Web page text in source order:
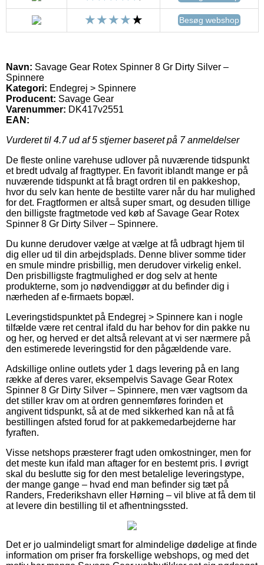
Besøg webshop
Navn: Savage Gear Rotex Spinner 8 Gr Dirty Silver –
Spinnere
Kategori: Endegrej > Spinnere
Producent: Savage Gear
Varenummer: DK417v2551
EAN:
Vurderet til 4.7ud af 5 stjerner baseret på 7anmeldelser
De fleste online varehuse udlover på nuværende tidspunkt
et bredt udvalg af fragttyper. En favorit iblandt mange er på
nuværende tidspunkt at få bragt ordren til en pakkeshop,
hvor du selv kan hente de bestilte varer når du har mulighed
for det. Fragtformen er altså super smart, og desuden tillige
den billigste fragtmetode ved køb af Savage Gear Rotex
Spinner 8 Gr Dirty Silver – Spinnere.
Du kunne derudover vælge at vælge at få udbragt hjem til
dig eller ud til din arbejdsplads. Denne bliver somme tider
en smule mindre prisbillig, men derudover virkelig enkel.
Den prisbilligste fragtmulighed er dog selv at hente
produkterne, som jo nødvendiggør at du befinder dig i
nærheden af e-firmaets bopæl.
Leveringstidspunktet på Endegrej > Spinnere kan i nogle
tilfælde være ret central ifald du har behov for din pakke nu
og her, og herved er det altså relevant at vi ser nærmere på
den estimerede leveringstid for den pågældende vare.
Adskillige online outlets yder 1 dags levering på en lang
række af deres varer, eksempelvis Savage Gear Rotex
Spinner 8 Gr Dirty Silver – Spinnere, men vær vagtsom da
det stiller krav om at ordren gennemføres forinden et
angivent tidspunkt, så at de med sikkerhed kan nå at få
bestillingen afsted forud for at pakkemedarbejderne har
fyraften.
Visse netshops præsterer fragt uden omkostninger, men for
det meste kun ifald man aftager for en bestemt pris. I øvrigt
skal du beslutte sig for den mest betalelige leveringstype,
der mange gange – hvad end man befinder sig tæt på
Randers, Frederikshavn eller Hørning – vil blive at få dem til
at levere din bestilling til et afhentningssted.
Det er jo ualmindeligt smart for almindelige dødelige at finde
information om priser fra forskellige webshops, og med det